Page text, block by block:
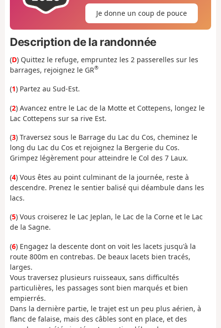
Je donne un coup de pouce
Description de la randonnée
(D) Quittez le refuge, empruntez les 2 passerelles sur les
barrages, rejoignez le GR®
(1) Partez au Sud-Est.
(2) Avancez entre le Lac de la Motte et Cottepens, longez le
Lac Cottepens sur sa rive Est.
(3) Traversez sous le Barrage du Lac du Cos, cheminez le
long du Lac du Cos et rejoignez la Bergerie du Cos.
Grimpez légèrement pour atteindre le Col des 7 Laux.
(4) Vous êtes au point culminant de la journée, reste à
descendre. Prenez le sentier balisé qui déambule dans les
lacs.
(5) Vous croiserez le Lac Jeplan, le Lac de la Corne et le Lac
de la Sagne.
(6) Engagez la descente dont on voit les lacets jusqu'à la
route 800m en contrebas. De beaux lacets bien tracés,
larges.
Vous traversez plusieurs ruisseaux, sans difficultés
particulières, les passages sont bien marqués et bien
empierrés.
Dans la dernière partie, le trajet est un peu plus aérien, à
flanc de falaise, mais des câbles sont en place, et des